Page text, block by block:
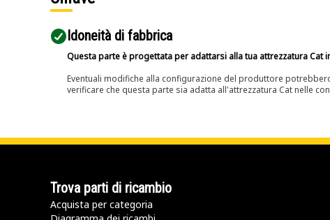
Idoneità di fabbrica
Questa parte è progettata per adattarsi alla tua attrezzatura Cat
Eventuali modifiche alla configurazione del produttore
verificare che questa parte sia adatta all'attrezzatura Cat nelle
Trova parti di ricambio
Acquista per categoria